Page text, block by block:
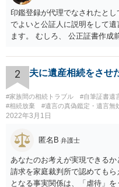
印鑑登録が代理でなされたと
でよいと公証人に説明をして
ます。 むしろ、 公正証書作成
月に携帯が新しくなった母か
「面会に来てくれ」で、長男
話の使い方を教える為に会っ
電話が切れました。その後の
にチップが埋められている」等
録、介護認定の資料、介護記
2 夫に遺産相続をさせ
#家族間の相続トラブル #自筆証書遺
#相続放棄
#遺言の真偽鑑定・遺言無
2022年3月1日
匿名B 弁護士
あなたのお考えが実現できる
請求を家庭裁判所で認めても
となる事実関係は、「虐待」